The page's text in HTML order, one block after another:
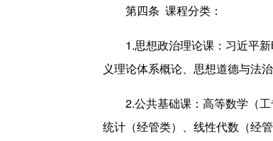
第四条 课程分类：
1.思想政治理论课：习近平
义理论体系概论、思想道德与法
2.公共基础课：高等数学（
统计（经管类）、线性代数（经